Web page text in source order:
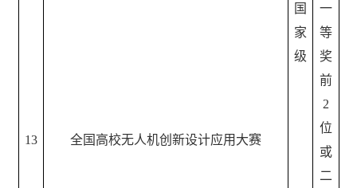
13 全国高校无人机创新设计应用大赛
国
家
级
一
等
奖
前
2
位
或
二